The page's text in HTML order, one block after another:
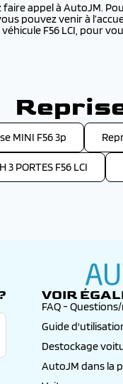
appel à AutoJM.
pouvez venir à
F56 LCI, pour
MINI F56 3p
3 PORTES F56 LCI
VOIR
FAQ -
Guide
Destockage
AutoJM dans la